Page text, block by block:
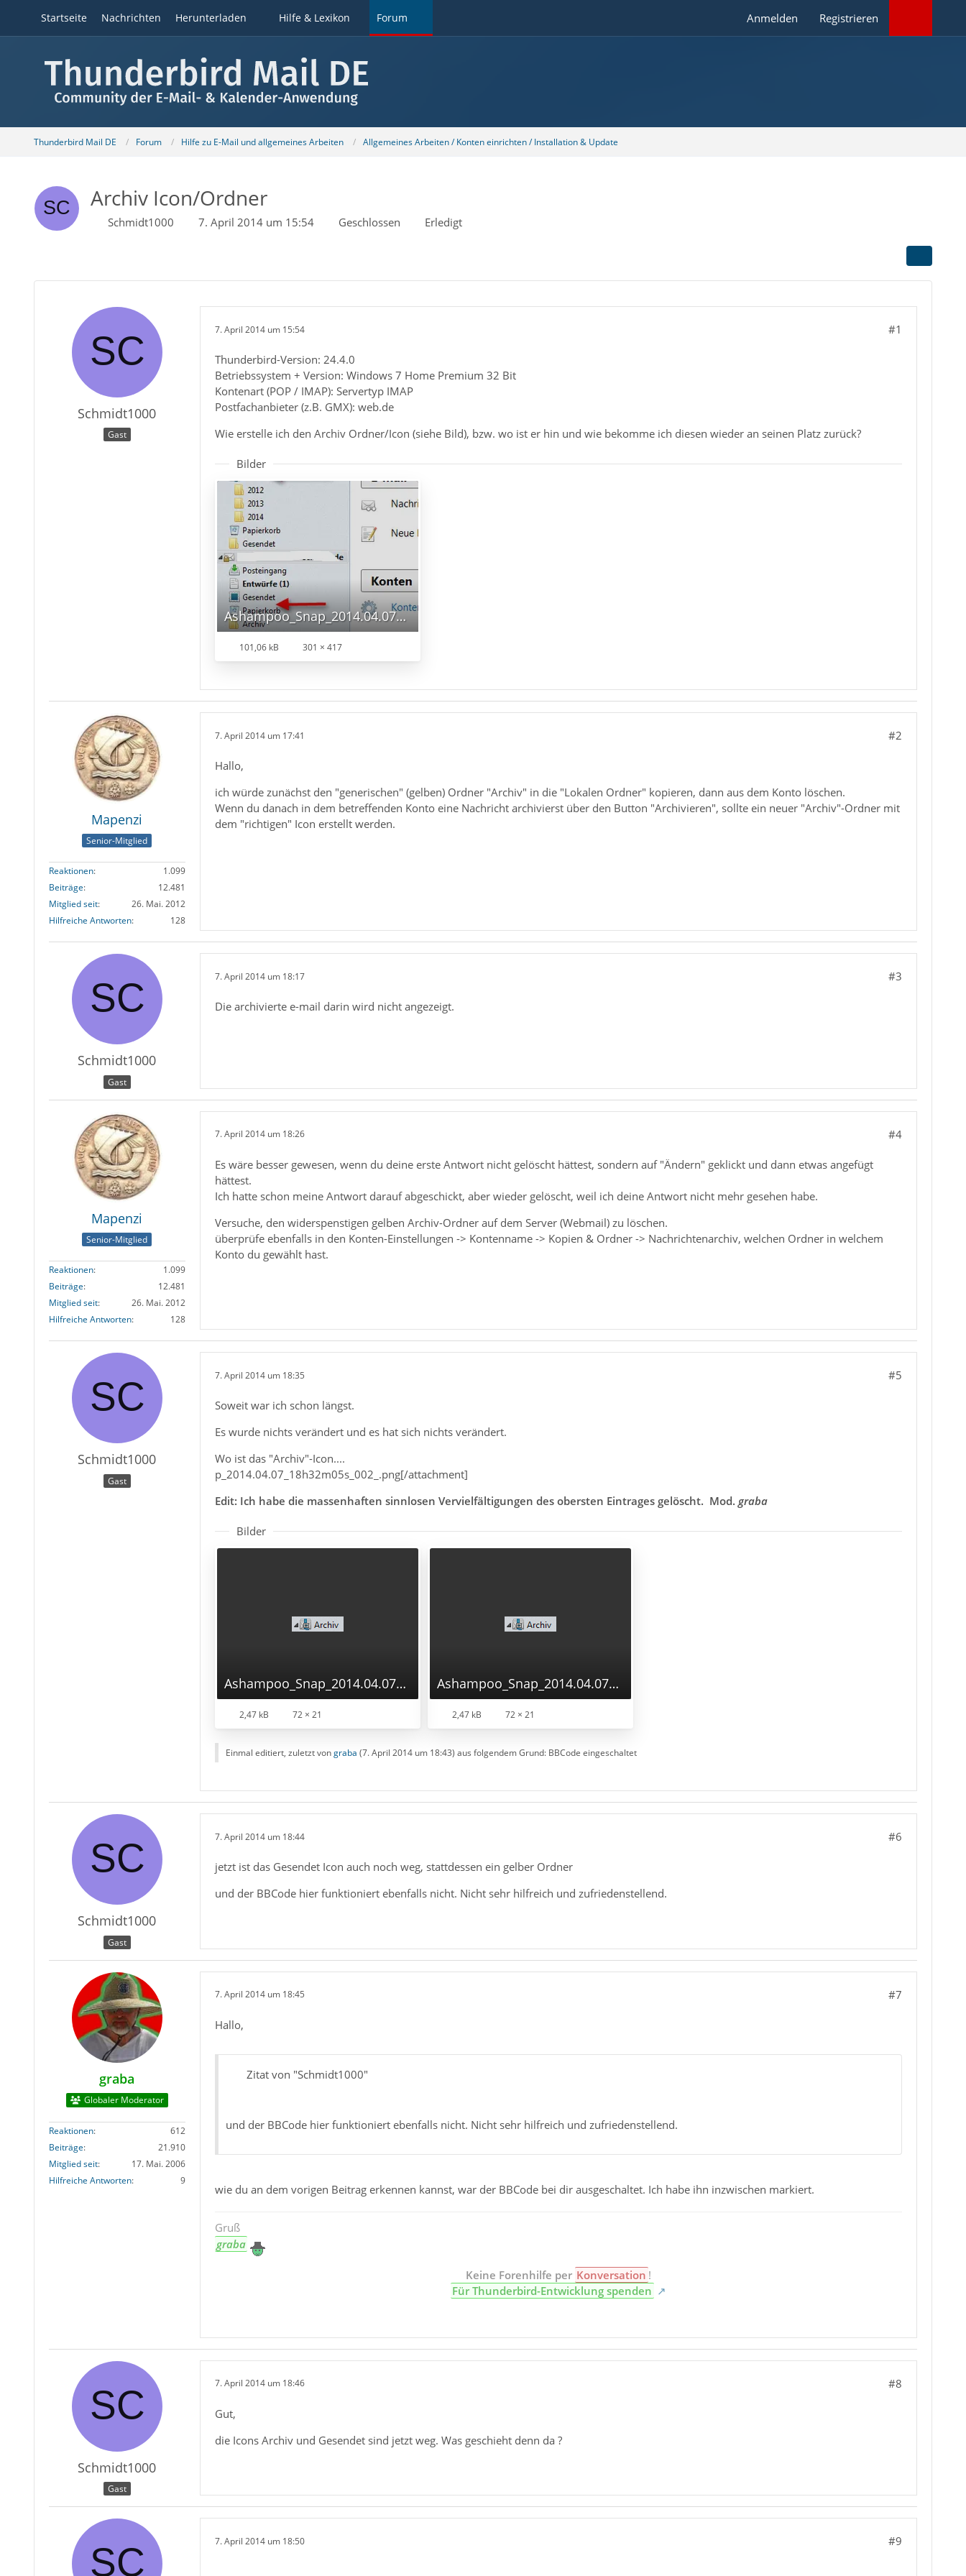
Startseite Nachrichten Herunterladen Hilfe & Lexikon Forum Anmelden Registrieren
Thunderbird Mail DE Forum Hilfe zu E-Mail und allgemeines Arbeiten Allgemeines Arbeiten / Konten einrichten / Installation & Update
Archiv Icon/Ordner
Schmidt1000 7. April 2014 um 15:54 Geschlossen Erledigt
Schmidt1000
Gast
7. April 2014 um 15:54 #1
Thunderbird-Version: 24.4.0
Betriebssystem + Version: Windows 7 Home Premium 32 Bit
Kontenart (POP / IMAP): Servertyp IMAP
Postfachanbieter (z.B. GMX): web.de
Wie erstelle ich den Archiv Ordner/Icon (siehe Bild), bzw. wo ist er hin und wie bekomme ich diesen wieder an seinen Platz zurück?
Bilder
Ashampoo_Snap_2014.04.07_15h29m36s_001_.png
101,06 kB 301 × 417
Mapenzi
Senior-Mitglied
Reaktionen
1.099
Beiträge
12.481
Mitglied seit
26. Mai. 2012
Hilfreiche Antworten
128
7. April 2014 um 17:41 #2
Hallo,
ich würde zunächst den "generischen" (gelben) Ordner "Archiv" in die "Lokalen Ordner" kopieren, dann aus dem Konto löschen.
Wenn du danach in dem betreffenden Konto eine Nachricht archivierst über den Button "Archivieren", sollte ein neuer "Archiv"-Ordner mit
dem "richtigen" Icon erstellt werden.
Schmidt1000
Gast
7. April 2014 um 18:17 #3
Die archivierte e-mail darin wird nicht angezeigt.
Mapenzi
Senior-Mitglied
Reaktionen
1.099
Beiträge
12.481
Mitglied seit
26. Mai. 2012
Hilfreiche Antworten
128
7. April 2014 um 18:26 #4
Es wäre besser gewesen, wenn du deine erste Antwort nicht gelöscht hättest, sondern auf "Ändern" geklickt und dann etwas angefügt
hättest.
Ich hatte schon meine Antwort darauf abgeschickt, aber wieder gelöscht, weil ich deine Antwort nicht mehr gesehen habe.
Versuche, den widerspenstigen gelben Archiv-Ordner auf dem Server (Webmail) zu löschen.
überprüfe ebenfalls in den Konten-Einstellungen -> Kontenname -> Kopien & Ordner -> Nachrichtenarchiv, welchen Ordner in welchem
Konto du gewählt hast.
Schmidt1000
Gast
7. April 2014 um 18:35 #5
Soweit war ich schon längst.
Es wurde nichts verändert und es hat sich nichts verändert.
Wo ist das "Archiv"-Icon....
p_2014.04.07_18h32m05s_002_.png[/attachment]
Edit: Ich habe die massenhaften sinnlosen Vervielfältigungen des obersten Eintrages gelöscht. Mod. graba
Bilder
Ashampoo_Snap_2014.04.07_18h32m05s_002_.png
2,47 kB 72 × 21
Ashampoo_Snap_2014.04.07_18h32m05s_002_.png
2,47 kB 72 × 21
Einmal editiert, zuletzt vongraba (7. April 2014 um 18:43) aus folgendem Grund: BBCode eingeschaltet
Schmidt1000
Gast
7. April 2014 um 18:44 #6
jetzt ist das Gesendet Icon auch noch weg, stattdessen ein gelber Ordner
und der BBCode hier funktioniert ebenfalls nicht. Nicht sehr hilfreich und zufriedenstellend.
graba
Globaler Moderator
Reaktionen
612
Beiträge
21.910
Mitglied seit
17. Mai. 2006
Hilfreiche Antworten
9
7. April 2014 um 18:45 #7
Hallo,
Zitat von "Schmidt1000"
und der BBCode hier funktioniert ebenfalls nicht. Nicht sehr hilfreich und zufriedenstellend.
wie du an dem vorigen Beitrag erkennen kannst, war der BBCode bei dir ausgeschaltet. Ich habe ihn inzwischen markiert.
Gruß
graba
Keine Forenhilfe per Konversation !
Für Thunderbird-Entwicklung spenden
Schmidt1000
Gast
7. April 2014 um 18:46 #8
Gut,
die Icons Archiv und Gesendet sind jetzt weg. Was geschieht denn da ?
7. April 2014 um 18:50 #9